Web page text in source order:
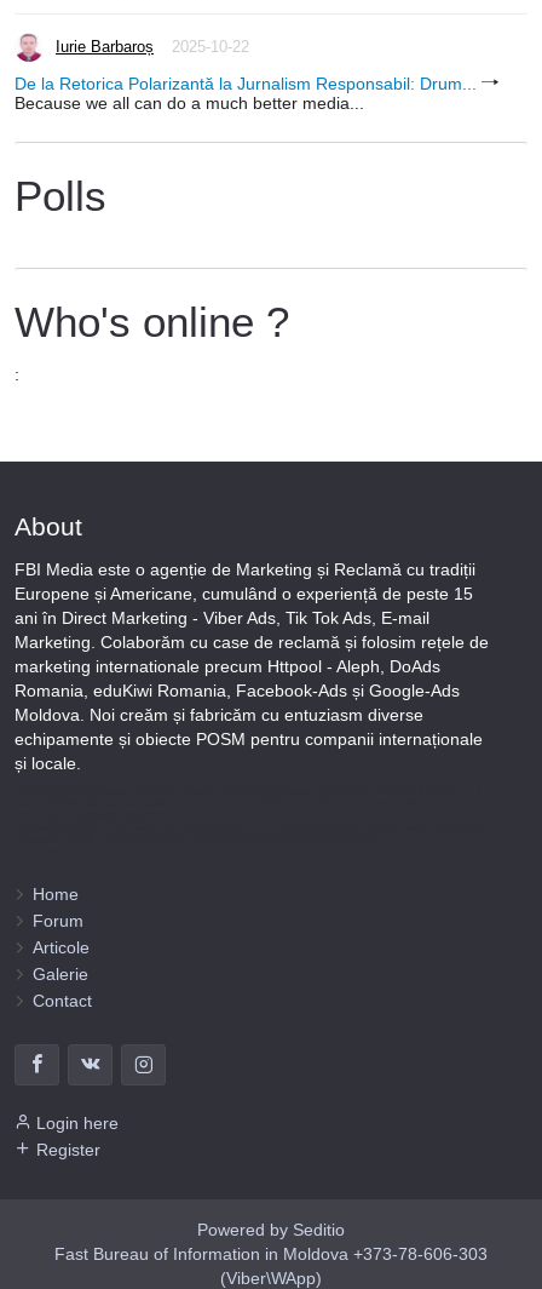
Iurie Barbaroș 2025-10-22
De la Retorica Polarizantă la Jurnalism Responsabil: Drum...
Because we all can do a much better media...
Polls
Who's online ?
:
About
FBI Media este o agenție de Marketing și Reclamă cu tradiții
Europene și Americane, cumulând o experiență de peste 15
ani în Direct Marketing - Viber Ads, Tik Tok Ads, E-mail
Marketing. Colaborăm cu case de reclamă și folosim rețele de
marketing internationale precum Httpool - Aleph, DoAds
Romania, eduKiwi Romania, Facebook-Ads și Google-Ads
Moldova. Noi creăm și fabricăm cu entuziasm diverse
echipamente și obiecte POSM pentru companii internaționale
și locale.
Home
Forum
Articole
Galerie
Contact
Login here
Register
Powered by Seditio
Fast Bureau of Information in Moldova +373-78-606-303
(Viber\WApp)